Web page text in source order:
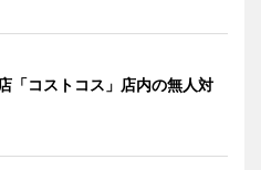
「コストコス」店内の無人対